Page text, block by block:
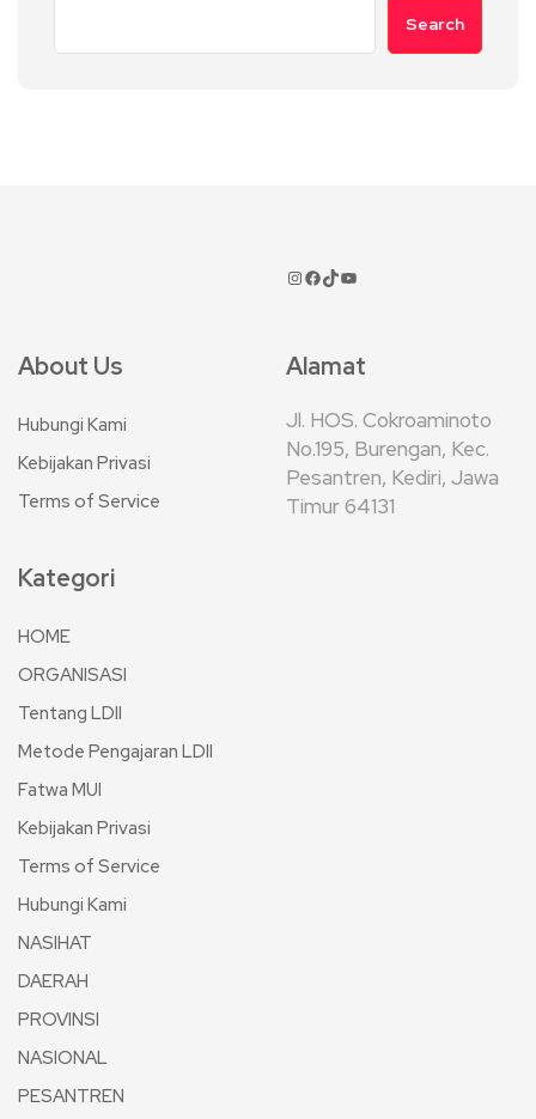
Search
About Us
Hubungi Kami
Kebijakan Privasi
Terms of Service
Alamat
Jl. HOS. Cokroaminoto
No.195, Burengan, Kec.
Pesantren, Kediri, Jawa
Timur 64131
Kategori
HOME
ORGANISASI
Tentang LDII
Metode Pengajaran LDII
Fatwa MUI
Kebijakan Privasi
Terms of Service
Hubungi Kami
NASIHAT
DAERAH
PROVINSI
NASIONAL
PESANTREN